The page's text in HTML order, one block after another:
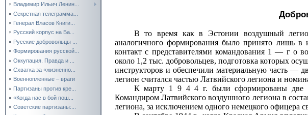
Владимир Ильич Ленин...
Секретная телеграмма...
Генерал Власов Книги...
Русский корпус на Ба...
Русские добровольцы ...
Формирования русской...
Оккупация. Правда и ...
Схватка за «жизненно...
Военнопленные – враги
Партизаны против кре...
«Когда нас в бой пош...
Советские партизаны:...
В то время как в Эстонии воздушный
аналогичного формирования было принято лишь
контакт с представителями командования 1 — г о
около 1,2 тыс. добровольцев, подготовка которых
инструкторов и обеспечили материальную часть —
легион считался частью Латвийского легиона и
К марту 1 9 4 4 г. были сформированы две
Командиром Латвийского воздушного легиона в
легиона, за исключением одного немецкого офицера